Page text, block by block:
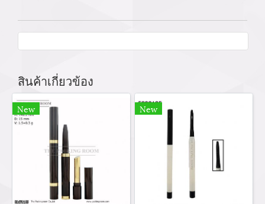
สินค้าเกี่ยวข้อง
New New